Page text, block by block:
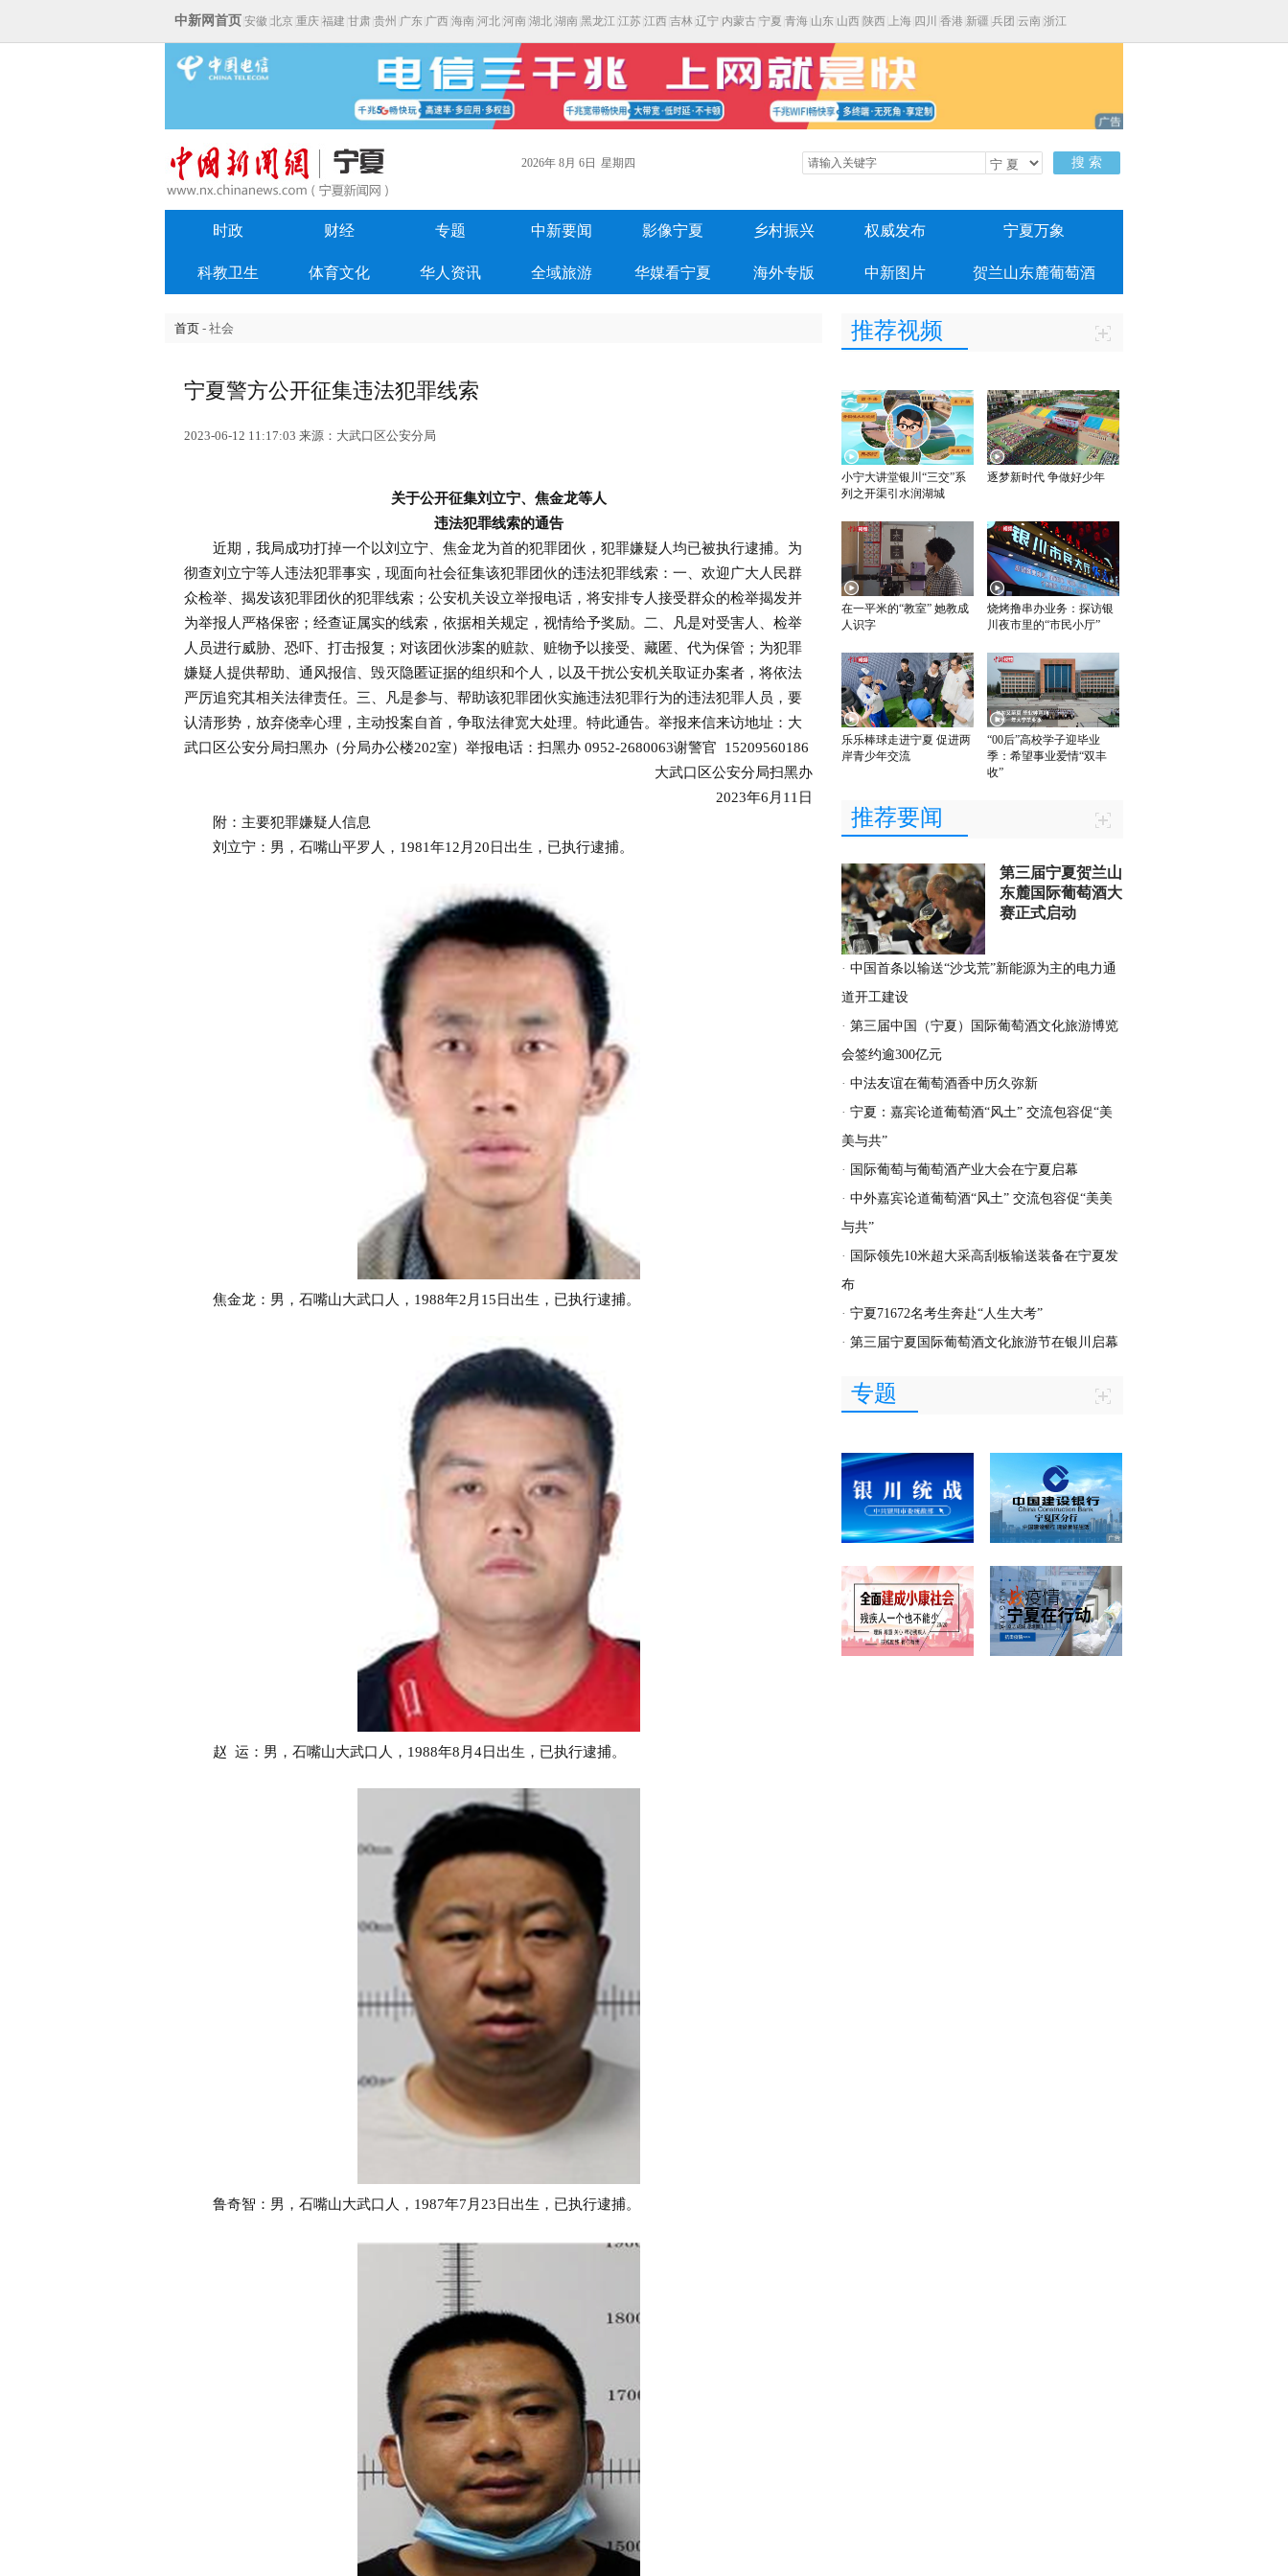
中新网首页 安徽 北京 重庆 福建 甘肃 贵州 广东 广西 海南 河北 河南 湖北 湖南 黑龙江 江苏 江西 吉林 辽宁 内蒙古 宁夏 青海 山东 山西 陕西 上海 四川 香港 新疆 兵团 云南 浙江
2026年 8月 6日 星期四 搜 索
时政 财经 专题 中新要闻 影像宁夏 乡村振兴 权威发布 宁夏万象
科教卫生 体育文化 华人资讯 全域旅游 华媒看宁夏 海外专版 中新图片 贺兰山东麓葡萄酒
首页 - 社会
宁夏警方公开征集违法犯罪线索
2023-06-12 11:17:03 来源：大武口区公安分局
关于公开征集刘立宁、焦金龙等人
违法犯罪线索的通告
近期，我局成功打掉一个以刘立宁、焦金龙为首的犯罪团伙，犯罪嫌疑人均已被执行逮捕。为
彻查刘立宁等人违法犯罪事实，现面向社会征集该犯罪团伙的违法犯罪线索：一、欢迎广大人民群
众检举、揭发该犯罪团伙的犯罪线索；公安机关设立举报电话，将安排专人接受群众的检举揭发并
为举报人严格保密；经查证属实的线索，依据相关规定，视情给予奖励。二、凡是对受害人、检举
人员进行威胁、恐吓、打击报复；对该团伙涉案的赃款、赃物予以接受、藏匿、代为保管；为犯罪
嫌疑人提供帮助、通风报信、毁灭隐匿证据的组织和个人，以及干扰公安机关取证办案者，将依法
严厉追究其相关法律责任。三、凡是参与、帮助该犯罪团伙实施违法犯罪行为的违法犯罪人员，要
认清形势，放弃侥幸心理，主动投案自首，争取法律宽大处理。特此通告。举报来信来访地址：大
武口区公安分局扫黑办（分局办公楼202室）举报电话：扫黑办 0952-2680063谢警官 15209560186
大武口区公安分局扫黑办
2023年6月11日
附：主要犯罪嫌疑人信息
刘立宁：男，石嘴山平罗人，1981年12月20日出生，已执行逮捕。
焦金龙：男，石嘴山大武口人，1988年2月15日出生，已执行逮捕。
赵 运：男，石嘴山大武口人，1988年8月4日出生，已执行逮捕。
鲁奇智：男，石嘴山大武口人，1987年7月23日出生，已执行逮捕。
推荐视频
小宁大讲堂银川“三交”系
列之开渠引水润湖城
逐梦新时代 争做好少年
在一平米的“教室” 她教成
人识字
烧烤撸串办业务：探访银
川夜市里的“市民小厅”
乐乐棒球走进宁夏 促进两
岸青少年交流
“00后”高校学子迎毕业
季：希望事业爱情“双丰
收”
推荐要闻
第三届宁夏贺兰山
东麓国际葡萄酒大
赛正式启动
· 中国首条以输送“沙戈荒”新能源为主的电力通
道开工建设
· 第三届中国（宁夏）国际葡萄酒文化旅游博览
会签约逾300亿元
· 中法友谊在葡萄酒香中历久弥新
· 宁夏：嘉宾论道葡萄酒“风土” 交流包容促“美
美与共”
· 国际葡萄与葡萄酒产业大会在宁夏启幕
· 中外嘉宾论道葡萄酒“风土” 交流包容促“美美
与共”
· 国际领先10米超大采高刮板输送装备在宁夏发
布
· 宁夏71672名考生奔赴“人生大考”
· 第三届宁夏国际葡萄酒文化旅游节在银川启幕
专题